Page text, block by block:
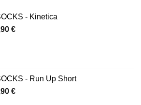
- Kinetica
€
- Run Up Short
€